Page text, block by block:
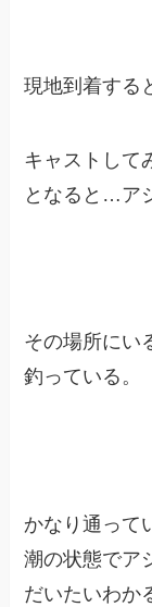
現地到着する
キャストして
となると…ア
その場所にい
釣っている。
かなり通って
潮の状態でア
だいたいわか